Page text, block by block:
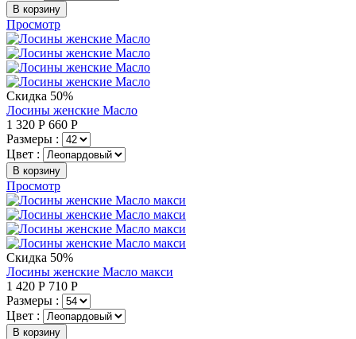
В корзину
Просмотр
Скидка 50%
Лосины женские Масло
1 320 Р 660 Р
Размеры :
Цвет :
В корзину
Просмотр
Скидка 50%
Лосины женские Масло макси
1 420 Р 710 Р
Размеры :
Цвет :
В корзину